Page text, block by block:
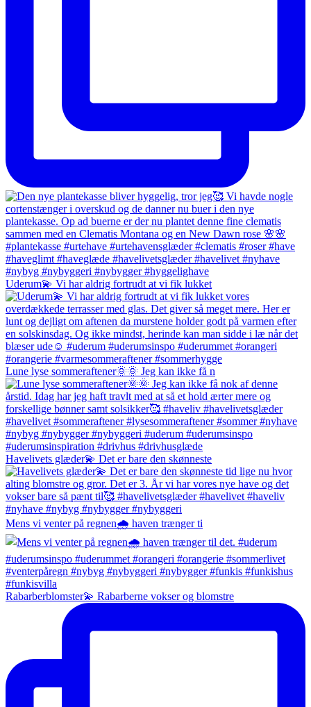
Uderum💫 Vi har aldrig fortrudt at vi fik lukket
Lune lyse sommeraftener🌞🌞 Jeg kan ikke få n
Havelivets glæder💫 Det er bare den skønneste
Mens vi venter på regnen🌧️ haven trænger ti
Rabarberblomster💫 Rabarberne vokser og blomstre